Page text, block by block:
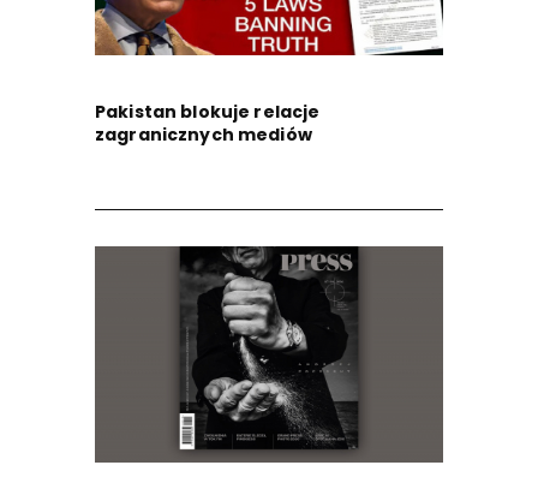
Pakistan blokuje relacje
zagranicznych mediów